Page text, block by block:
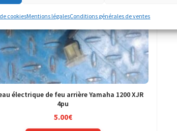
cookiesMentions légalesConditions générales de ventes
électrique de feu arrière Yamaha 1200 XJR
4pu
5.00€